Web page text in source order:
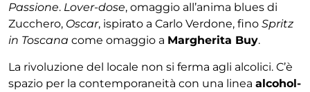
Passione. Lover-dose, omaggio all’anima blues di
Zucchero, Oscar, ispirato a Carlo Verdone, fino Spritz
in Toscana come omaggio a Margherita Buy.
La rivoluzione del locale non si ferma agli alcolici. C’è
spazio per la contemporaneità con una linea alcohol-